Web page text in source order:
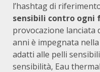
l’hashtag di
sensibili contro ogni
provocazione lanciata
anni è impegnata
adatti alle pelli
sensibilità, Eau